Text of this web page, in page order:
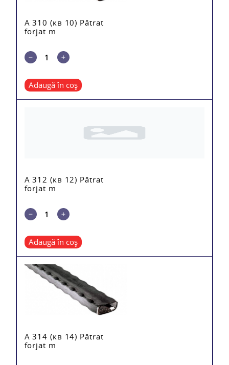
A 310 (кв 10) Pătrat
forjat m
Adaugă în coș
A 312 (кв 12) Pătrat
forjat m
Adaugă în coș
A 314 (кв 14) Pătrat
forjat m